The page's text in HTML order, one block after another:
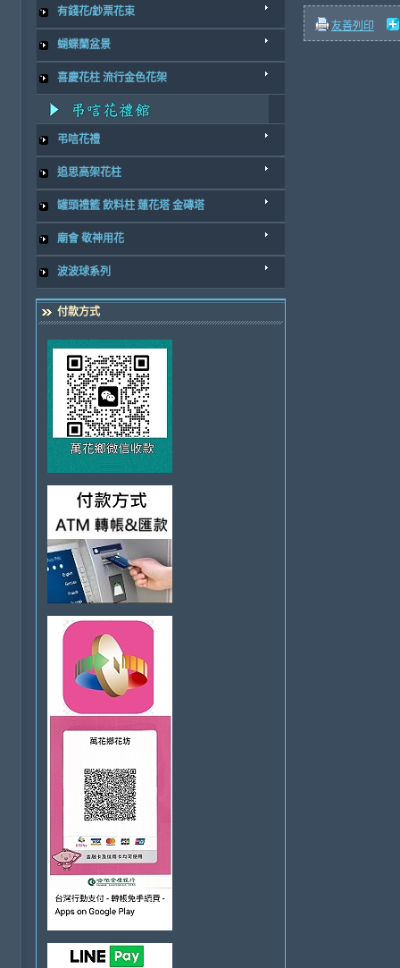
有錢花/鈔票花束
蝴蝶蘭盆景
喜慶花柱 流行金色花架
弔唁花禮
追思高架花柱
罐頭禮籃 飲料柱 蓮花塔 金磚塔
廟會 敬神用花
波波球系列
付款方式
友善列印